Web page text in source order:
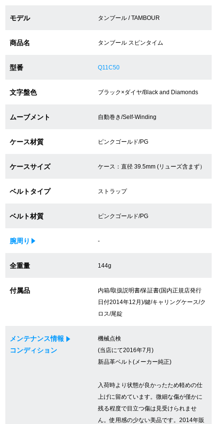
ショップサービス
保証・アフターサービス
ラッピングサービス
買取・下取りをご希望の方
買取・下取りはこちら
買取専門サロン
買取ご成約者様限定5万円クーポン
75%以上保証！中古商品高価買戻し
修理・メンテナンスをご希望の方
修理・メンテンナンスについて
モデル タンブール / TAMBOUR
商品名 タンブール スピンタイム
型番 Q11C50
文字盤色 ブラック×ダイヤ/Black and Diamonds
ムーブメント 自動巻き/Self-Winding
ケース材質 ピンクゴールド/PG
ケースサイズ ケース：直径 39.5mm (リューズ含まず）
ベルトタイプ ストラップ
ベルト材質 ピンクゴールド/PG
腕周り -
全重量 144g
付属品
内箱/取扱説明書/保証書(国内正規店発行
日付2014年12月)/鍵/キャリングケース/ク
ロス/尾錠
メンテナンス情報
コンディション
機械点検
(当店にて2016年7月)
新品革ベルト(メーカー純正)
入荷時より状態が良かったため軽めの仕
上げに留めています。微細な傷が僅かに
残る程度で目立つ傷は見受けられませ
ん。使用感の少ない美品です。2014年販